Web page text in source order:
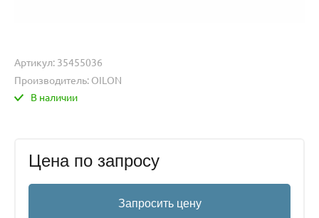
Артикул: 35455036
Производитель: OILON
В наличии
Цена по запросу
Запросить цену